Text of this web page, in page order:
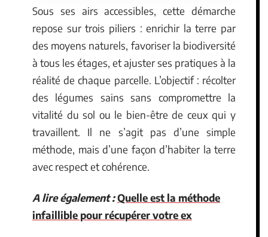
Sous ses airs accessibles, cette démarche
repose sur trois piliers : enrichir la terre par
des moyens naturels, favoriser la biodiversité
à tous les étages, et ajuster ses pratiques à la
réalité de chaque parcelle. L’objectif : récolter
des légumes sains sans compromettre la
vitalité du sol ou le bien-être de ceux qui y
travaillent. Il ne s’agit pas d’une simple
méthode, mais d’une façon d’habiter la terre
avec respect et cohérence.
A lire également :Quelle est la méthode
infaillible pour récupérer votre ex